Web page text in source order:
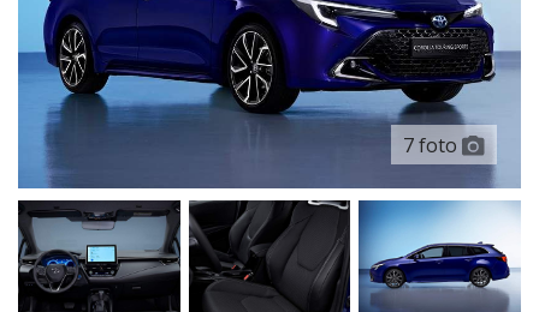
7 foto